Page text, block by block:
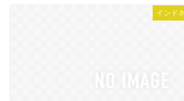
インド